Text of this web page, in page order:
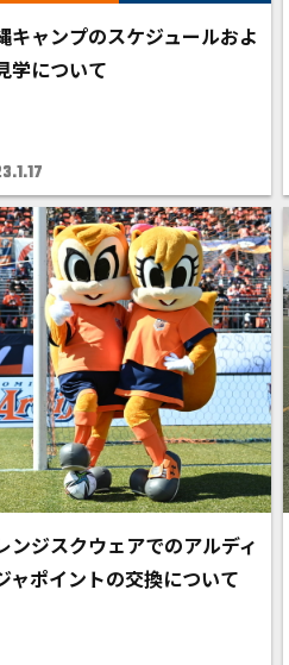
キャンプのスケジュールおよ
学について
ンジスクウェアでのアルディ
ャポイントの交換について